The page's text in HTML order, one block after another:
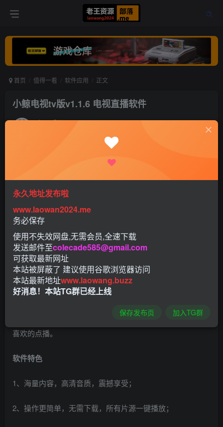
首页 值得一看 软件应用 正文
小鲸电视tv版v1.1.6 电视直播软件
老王 打赏
小鲸电视tv版让大家随时都可以在手机上观看电视直播节
目，包含各个频道的内容，让大家可以享受更加便捷的观看
频，满足广大用户的需求，进行精细的分类，让你快速找到
喜欢的点播。
软件特色
1、海量内容，高清音质，震撼享受；
2、操作更简单，无需下载，所有片源一键播放；
永久地址发布啦
www.laowan2024.me
务必保存
使用不失效网盘,无需会员,全速下载
发送邮件至colecade585@gmail.com
可获取最新网址
本站被屏蔽了 建议使用谷歌浏览器访问
本站最新地址www.laowang.buzz
好消息！本站TG群已经上线
保存发布页 加入TG群